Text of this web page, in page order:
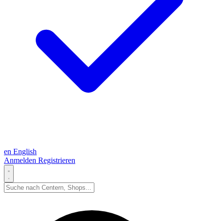
en English
Anmelden Registrieren